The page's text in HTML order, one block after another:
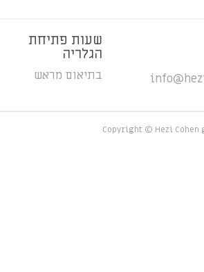
שעות פתיחת
הגלריה
בתיאום מראש
Copyright © Hezi Cohen